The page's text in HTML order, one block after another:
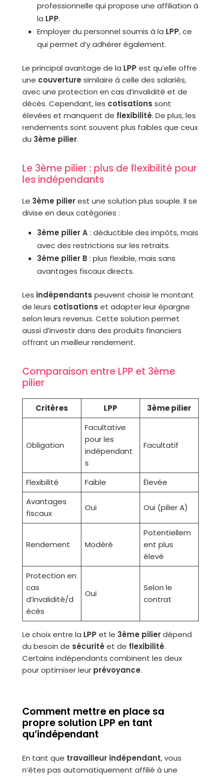
professionnelle qui propose une affiliation à
la LPP.
Employer du personnel soumis à la LPP, ce
qui permet d’y adhérer également.
Le principal avantage de la LPP est qu’elle offre
une couverture similaire à celle des salariés,
avec une protection en cas d’invalidité et de
décès. Cependant, les cotisations sont
élevées et manquent de flexibilité. De plus, les
rendements sont souvent plus faibles que ceux
du 3ème pilier.
Le 3ème pilier : plus de flexibilité pour
les indépendants
Le 3ème pilierest une solution plus souple. Il se
divise en deux catégories :
3ème pilier A: déductible des impôts, mais
avec des restrictions sur les retraits.
3ème pilier B : plus flexible, mais sans
avantages fiscaux directs.
Les indépendants peuvent choisir le montant
de leurs cotisations et adapter leur épargne
selon leurs revenus. Cette solution permet
aussi d’investir dans des produits financiers
offrant un meilleur rendement.
Comparaison entre LPP et 3ème
pilier
Critères LPP 3ème pilier
Obligation
Facultative
pour les
indépendant
s
Facultatif
Flexibilité Faible
Élevée
Avantages
fiscaux
Oui Oui (pilier A)
Rendement Modéré
Potentiellem
ent plus
élevé
Protection en
cas
d’invalidité/d
écès
Oui
Selon le
contrat
Le choix entre la LPP et le 3ème pilierdépend
du besoin de sécurité et de flexibilité.
Certains indépendants combinent les deux
pour optimiser leur prévoyance.
Comment mettre en place sa
propre solution LPP en tant
qu’indépendant
En tant que travailleur indépendant, vous
n’êtes pas automatiquement affilié à une